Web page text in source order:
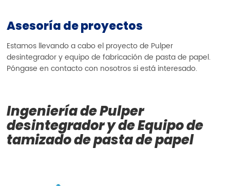
Asesoría de proyectos
Estamos llevando a cabo el proyecto de Pulper
desintegrador y equipo de fabricación de pasta de papel.
Póngase en contacto con nosotros si está interesado.
Ingeniería de Pulper
desintegrador y de Equipo de
tamizado de pasta de papel